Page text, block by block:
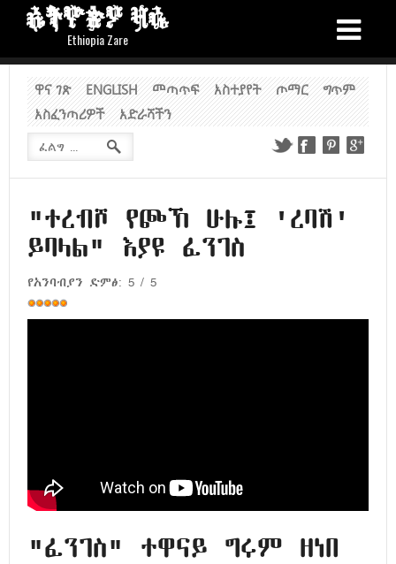
ኢትዮጵያ ዛሬ
Ethiopia Zare
ዋና ገጽ ENGLISH መጣጥፍ አስተያየት ጦማር
ግጥም
አስፈንጣሪዎች
አድራሻችን
"ተረብሾ የጮኸ ሁሉ፤ 'ረባሽ'
ይባላል" እያዩ ፈንገስ
የአንባብያን ድምፅ: 5 / 5
"ፈንገስ" ተዋናይ ግሩም ዘነበ